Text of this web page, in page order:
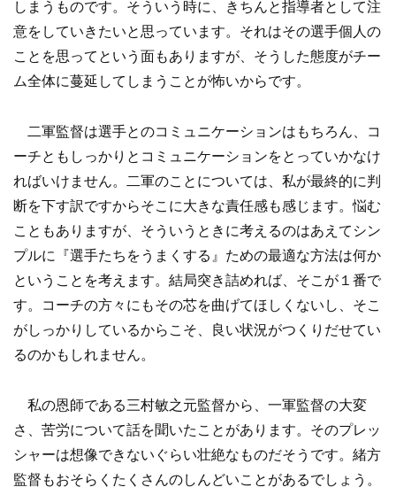
しまうものです。そういう時に、きちんと指導者として注
意をしていきたいと思っています。それはその選手個人の
ことを思ってという面もありますが、そうした態度がチー
ム全体に蔓延してしまうことが怖いからです。
二軍監督は選手とのコミュニケーションはもちろん、コ
ーチともしっかりとコミュニケーションをとっていかなけ
ればいけません。二軍のことについては、私が最終的に判
断を下す訳ですからそこに大きな責任感も感じます。悩む
こともありますが、そういうときに考えるのはあえてシン
プルに『選手たちをうまくする』ための最適な方法は何か
ということを考えます。結局突き詰めれば、そこが１番で
す。コーチの方々にもその芯を曲げてほしくないし、そこ
がしっかりしているからこそ、良い状況がつくりだせてい
るのかもしれません。
私の恩師である三村敏之元監督から、一軍監督の大変
さ、苦労について話を聞いたことがあります。そのプレッ
シャーは想像できないぐらい壮絶なものだそうです。緒方
監督もおそらくたくさんのしんどいことがあるでしょう。